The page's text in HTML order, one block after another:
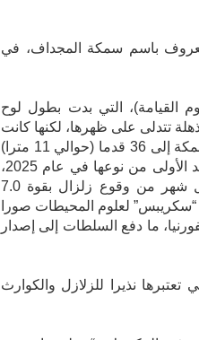
باسم سمكة المجداف، في
القيامة)، التي بدت بطول لوح
تتدلى على ظهرها، لكنها كانت
مصابة في ذيلها. ويمكن أن يصل طول هذه السمكة إلى 36 قدما (حوالي 11 مترا)
وتزن أكثر من 441 رطلا (حوالي 200 كغ). وتعد الأولى من نوعها في عام 2025،
ولكن سمكة أخرى رُصدت في كاليفورنيا قبل شهر من وقوع زلزال بقوة 7.0
لعلوم المحيطات صورا
ما دفع السلطات إلى إصدار
تعتبرها نذيرا للزلازل والكوارث